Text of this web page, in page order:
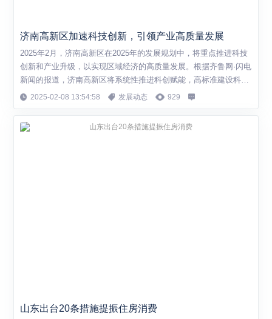
济南高新区加速科技创新，引领产业高质量发展
2025年2月，济南高新区在2025年的发展规划中，将重点推进科技
创新和产业升级，以实现区域经济的高质量发展。根据齐鲁网·闪电
新闻的报道，济南高新区将系统性推进科创赋能，高标准建设科创
平台，并加快中国科学院济南科创城、国家实验室济南基地的建
在产业方面，济南高新区将塑强...
2025-02-08 13:54:58 发展动态 929
山东出台20条措施提振住房消费